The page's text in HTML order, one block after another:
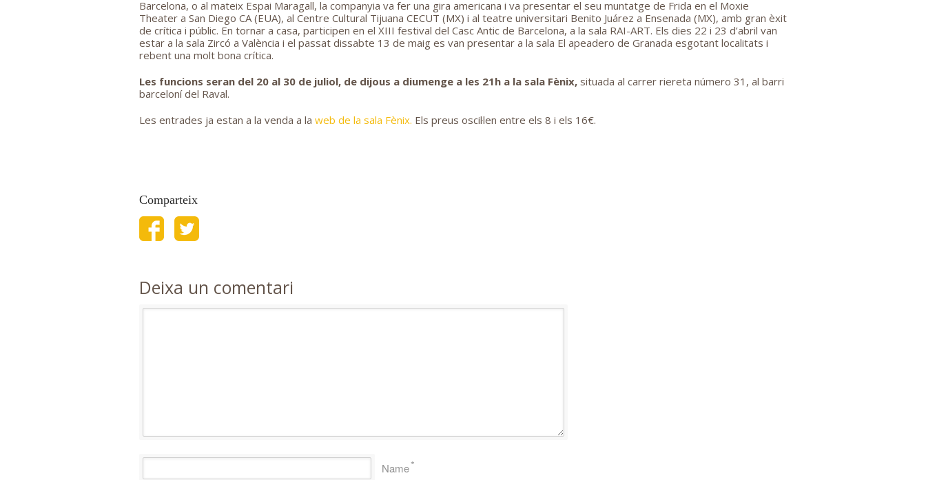
Barcelona, o al mateix Espai Maragall, la companyia va fer una gira americana i va presentar el seu muntatge de Frida en el Moxie
Theater a San Diego CA (EUA), al Centre Cultural Tijuana CECUT (MX) i al teatre universitari Benito Juárez a Ensenada (MX), amb gran èxit
de crítica i públic. En tornar a casa, participen en el XIII festival del Casc Antic de Barcelona, a la sala RAI-ART. Els dies 22 i 23 d’abril van
estar a la sala Zircó a València i el passat dissabte 13 de maig es van presentar a la sala El apeadero de Granada esgotant localitats i
rebent una molt bona crítica.
Les funcions seran del 20 al 30 de juliol, de dijous a diumenge a les 21h a la sala Fènix, situada al carrer riereta número 31, al barri
barceloní del Raval.
Les entrades ja estan a la venda a la web de la sala Fènix. Els preus oscil·len entre els 8 i els 16€.
Comparteix
Deixa un comentari
Name*